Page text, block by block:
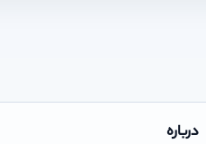
درباره